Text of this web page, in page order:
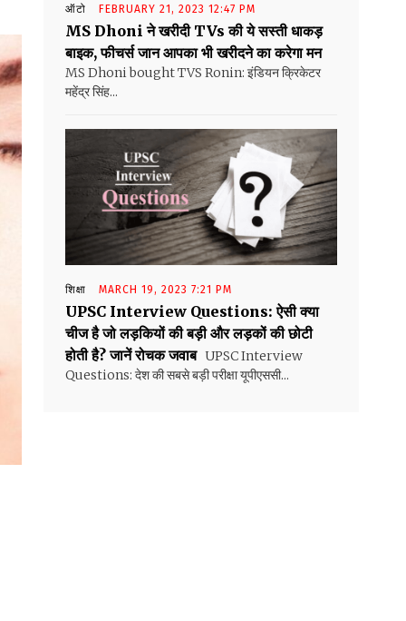
ऑटो FEBRUARY 21, 2023 12:47 PM
MS Dhoni ने खरीदी TVs की ये सस्ती धाकड़
बाइक, फीचर्स जान आपका भी खरीदने का करेगा मन
MS Dhoni bought TVS Ronin: इंडियन क्रिकेटर
महेंद्र सिंह...
शिक्षा MARCH 19, 2023 7:21 PM
UPSC Interview Questions: ऐसी क्या
चीज है जो लड़कियों की बड़ी और लड़कों की छोटी
होती है? जानें रोचक जवाब UPSC Interview
Questions: देश की सबसे बड़ी परीक्षा यूपीएससी...